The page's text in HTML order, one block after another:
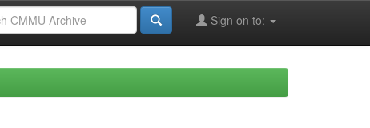
Sign on to: